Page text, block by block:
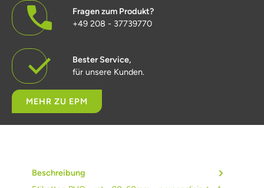
Fragen zum Produkt?
+49 208 - 37739770
Bester Service,
für unsere Kunden.
MEHR ZU EPM
Beschreibung